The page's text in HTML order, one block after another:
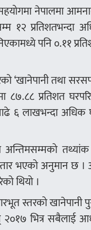
नेपालमा
१२ प्रतिशतभन्दा
पनि ०.११
‘खानेपानी तथा
प्रतिशत
६ लाखभन्दा अधिक
तथ्यांक
भएको अनुमान छ ।
थियो ।
स्तरको खानेपानी
भित्र सबैलाई